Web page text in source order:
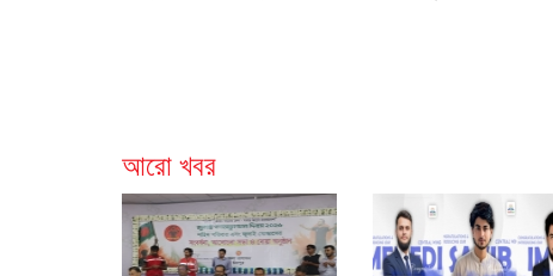
আরো খবর